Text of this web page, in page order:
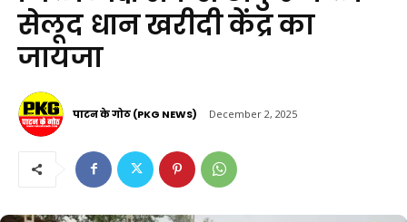
सेलूद धान खरीदी केंद्र का
जायजा
पाटन के गोठ (PKG NEWS) December 2, 2025